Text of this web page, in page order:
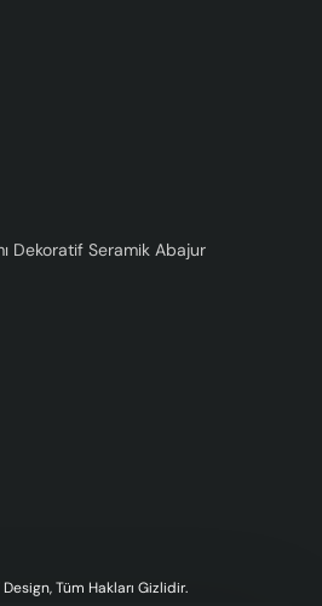
Dekoratif Seramik Abajur
Tüm Hakları Gizlidir.